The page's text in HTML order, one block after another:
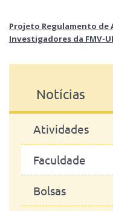
Projeto Regulamento de
Investigadores da FMV-
Notícias
Atividades
Faculdade
Bolsas